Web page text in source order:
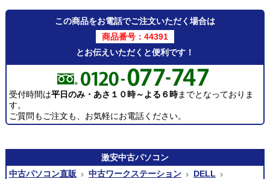
この商品をお電話でご注文いただく場合は
商品番号：44391
とお伝えいただくと便利です！
受付時間は平日のみ・あさ１０時～よる６時までとなっておりま
す。
ご質問もご注文も、お気軽にお電話ください。
激安中古パソコン
中古パソコン直販
中古ワークステーション
DELL